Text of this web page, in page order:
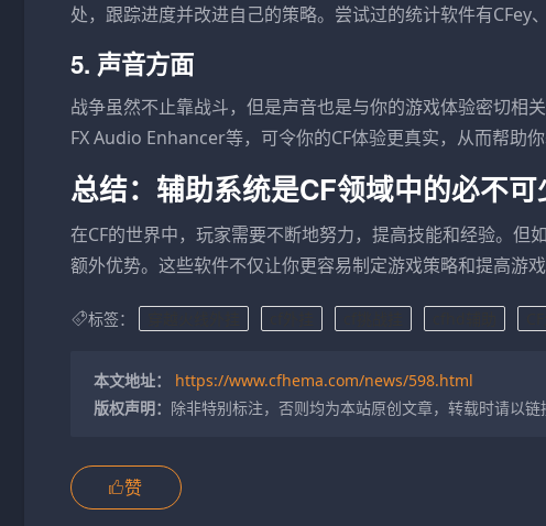
处，跟踪进度并改进自己的策略。尝试过的统计软件有CFey
5. 声音方面
战争虽然不止靠战斗，但是声音也是与你的游戏体验密切
FX Audio Enhancer等，可令你的CF体验更真实，从而帮助
总结：辅助系统是CF领域中的必不
在CF的世界中，玩家需要不断地努力，提高技能和经验。
额外优势。这些软件不仅让你更容易制定游戏策略和提高游
标签：
本文地址：
https://www.cfhema.com/news/598.html
版权声明： 除非特别标注，否则均为本站原创文章，转载时请以链
赞